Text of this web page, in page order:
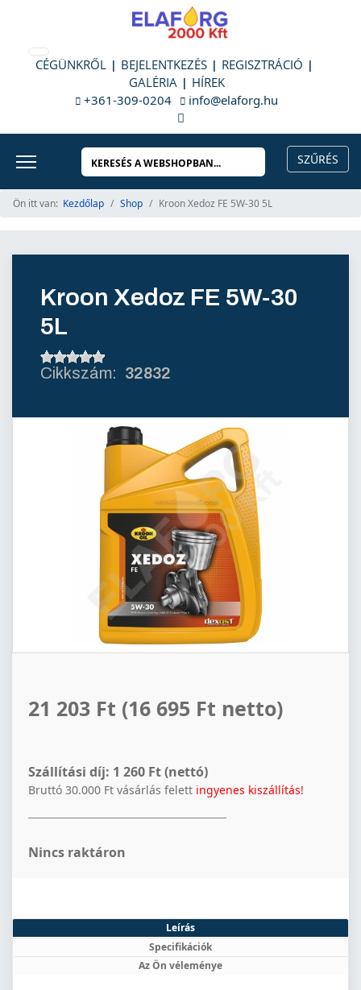
CÉGÜNKRŐL BEJELENTKEZÉS
REGISZTRÁCIÓ
GALÉRIA
HÍREK
+361-309-0204
info@elaforg.hu
Ön itt van: Kezdőlap Shop Kroon Xedoz FE 5W-30 5L
Kroon Xedoz FE 5W-30
5L
32832
21 203 Ft (16 695 Ft netto)
Szállítási díj: 1 260 Ft (nettó)
Bruttó 30.000 Ft vásárlás felett ingyenes kiszállítás!
Nincs raktáron
Leírás
Specifikációk
Az Ön véleménye